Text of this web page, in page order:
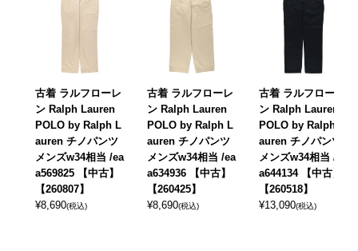
古着 ラルフローレ
ン Ralph Lauren
POLO by Ralph L
auren チノパンツ
メンズw34相当 /ea
a569825 【中古】
【260807】
¥8,690(税込)
古着 ラルフローレ
ン Ralph Lauren
POLO by Ralph L
auren チノパンツ
メンズw34相当 /ea
a634936 【中古】
【260425】
¥8,690(税込)
古着 ラルフローレ
ン Ralph Lauren
POLO by Ralph L
auren チノパンツ
メンズw34相当 /ea
a644134 【中古】
【260518】
¥13,090(税込)